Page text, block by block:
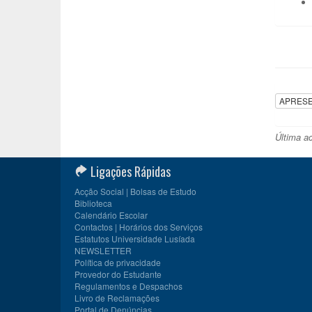
Última
Ligações Rápidas
Acção Social | Bolsas de Estudo
Biblioteca
Calendário Escolar
Contactos | Horários dos Serviços
Estatutos Universidade Lusíada
NEWSLETTER
Política de privacidade
Provedor do Estudante
Regulamentos e Despachos
Livro de Reclamações